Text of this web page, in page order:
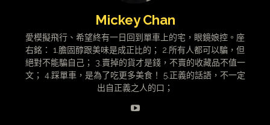
Mickey Chan
愛模擬飛行、希望終有一日回到單車上的宅，眼鏡娘控。座
右銘： 1.膽固醇跟美味是成正比的； 2.所有人都可以騙，但
絕對不能騙自己； 3.賣掉的貨才是錢，不賣的收藏品不值一
文； 4.踩單車，是為了吃更多美食！ 5.正義的話語，不一定
出自正義之人的口；